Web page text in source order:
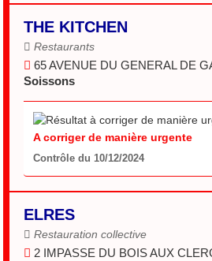
THE KITCHEN
Restaurants
65 AVENUE DU GENERAL DE
Soissons
A corriger de manière urgente
Contrôle du 10/12/2024
ELRES
Restauration collective
2 IMPASSE DU BOIS AUX